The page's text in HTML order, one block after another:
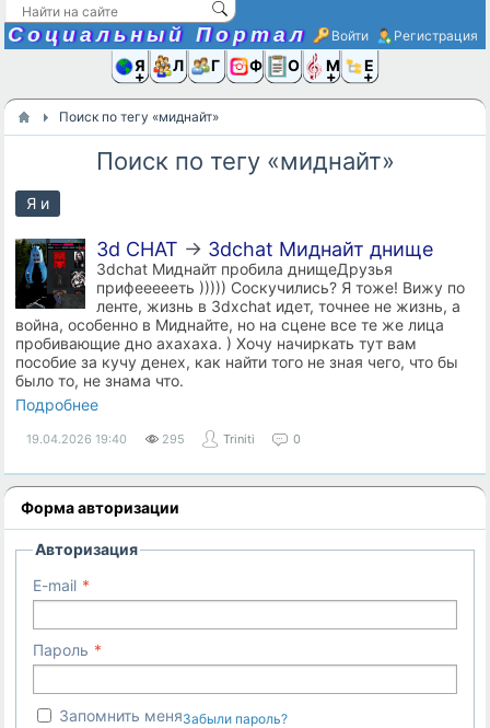
Социальный Портал Войти Регистрация
Я иЛюди
Группы
Фото Ещё
Поиск по тегу «миднайт»
Поиск по тегу «миднайт»
Я и
3d CHAT → 3dchat Миднайт днище
3dchat Миднайт пробила днищеДрузья
прифеееееть ))))) Соскучились? Я тоже! Вижу по
ленте, жизнь в 3dxchat идет, точнее не жизнь, а
война, особенно в Миднайте, но на сцене все те же лица
пробивающие дно ахахаха. ) Хочу начиркать тут вам
пособие за кучу денех, как найти того не зная чего, что бы
было то, не знама что.
Подробнее
19.04.2026 19:40 295 Triniti 0
Форма авторизации
Авторизация
E-mail
Пароль
Запомнить меняЗабыли пароль?